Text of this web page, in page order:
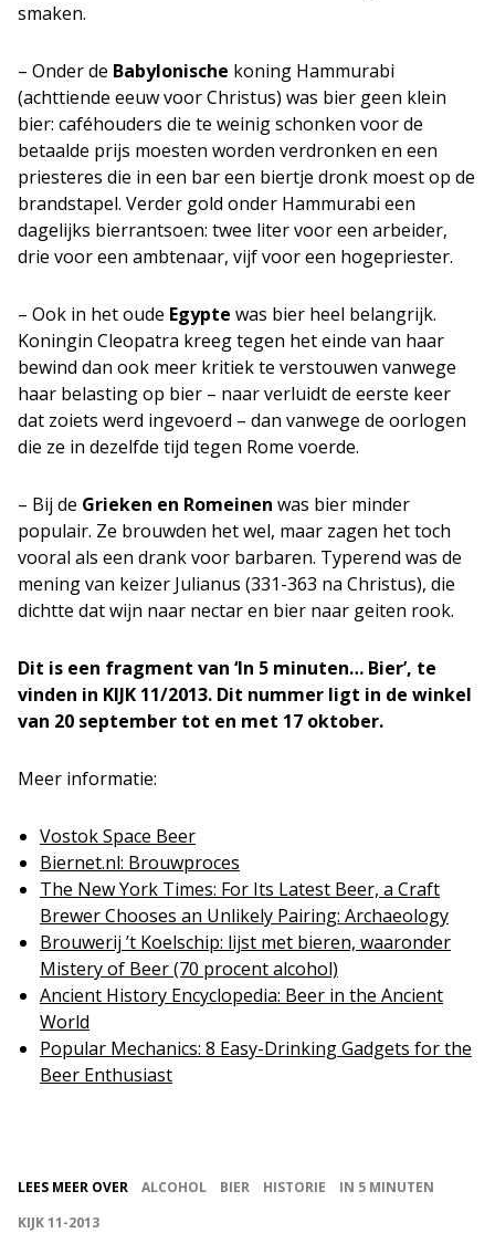
smaken.
– Onder de Babylonische koning Hammurabi
(achttiende eeuw voor Christus) was bier geen klein
bier: caféhouders die te weinig schonken voor de
betaalde prijs moesten worden verdronken en een
priesteres die in een bar een biertje dronk moest op de
brandstapel. Verder gold onder Hammurabi een
dagelijks bierrantsoen: twee liter voor een arbeider,
drie voor een ambtenaar, vijf voor een hogepriester.
– Ook in het oude Egypte was bier heel belangrijk.
Koningin Cleopatra kreeg tegen het einde van haar
bewind dan ook meer kritiek te verstouwen vanwege
haar belasting op bier – naar verluidt de eerste keer
dat zoiets werd ingevoerd – dan vanwege de oorlogen
die ze in dezelfde tijd tegen Rome voerde.
– Bij de Grieken en Romeinen was bier minder
populair. Ze brouwden het wel, maar zagen het toch
vooral als een drank voor barbaren. Typerend was de
mening van keizer Julianus (331-363 na Christus), die
dichtte dat wijn naar nectar en bier naar geiten rook.
Dit is een fragment van ‘In 5 minuten… Bier’, te
vinden in KIJK 11/2013. Dit nummer ligt in de winkel
van 20 september tot en met 17 oktober.
Meer informatie:
Vostok Space Beer
Biernet.nl: Brouwproces
The New York Times: For Its Latest Beer, a Craft
Brewer Chooses an Unlikely Pairing: Archaeology
Brouwerij ’t Koelschip: lijst met bieren, waaronder
Mistery of Beer (70 procent alcohol)
Ancient History Encyclopedia: Beer in the Ancient
World
Popular Mechanics: 8 Easy-Drinking Gadgets for the
Beer Enthusiast
LEES MEER OVER ALCOHOL BIER HISTORIE
IN 5 MINUTEN
KIJK 11-2013